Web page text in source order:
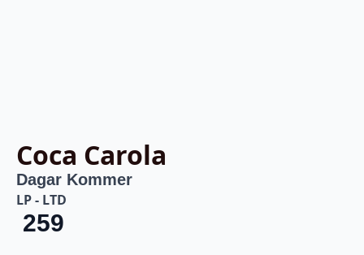
Coca Carola
Dagar Kommer
LP - LTD
259